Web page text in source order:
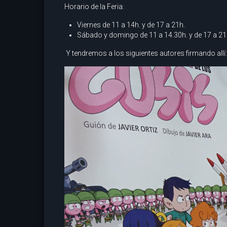
Horario de la Feria:
Viernes de 11 a 14h. y de 17 a 21h.
Sábado y domingo de 11 a 14.30h. y de 17 a
Y tendremos a los siguientes autores firmando allí: